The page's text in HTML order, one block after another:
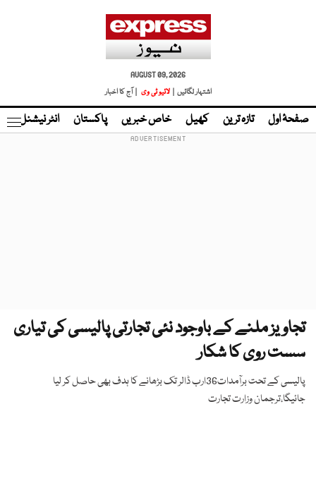
AUGUST 09, 2026
اشتہار لگائیں |
لائیو ٹی وی | آج کا اخبار
صفحۂ اول تازہ ترین کھیل خاص خبریں پاکستان انٹر نیشنل
تجاویز ملنے کے باوجود نئی تجارتی پالیسی کی تیاری
سست روی کا شکار
پالیسی کے تحت برآمدات36ارب ڈالر تک بڑھانے کا ہدف بھی حاصل کر لیا
جائیگا،ترجمان وزارت تجارت